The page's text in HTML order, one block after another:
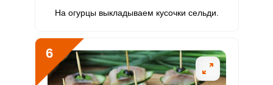
Бор 0 1200 мкг 0 0
Ванадий
Молибден 6.6 мкг 70 мкг 2.9 1.2
На огурцы выкладываем кусочки сельди.
6